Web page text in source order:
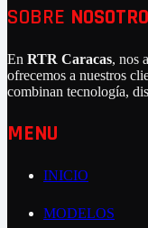
SOBRE
En RTR Caracas, nos
ofrecemos a nuestros
combinan tecnología,
MENU
INICIO
MODELOS